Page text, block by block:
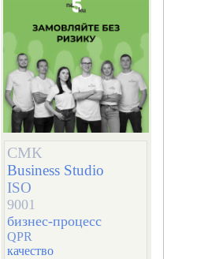
СМК
Business Studio
ISO
9001
бизнес-процесс
QPR
качество